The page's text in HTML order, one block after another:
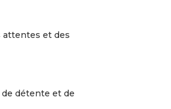
attentes et des
détente et de